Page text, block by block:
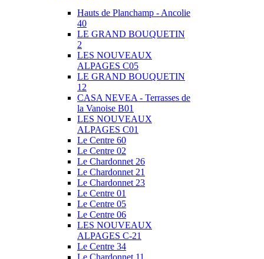
Hauts de Planchamp - Ancolie
40
LE GRAND BOUQUETIN
2
LES NOUVEAUX
ALPAGES C05
LE GRAND BOUQUETIN
12
CASA NEVEA - Terrasses de
la Vanoise B01
LES NOUVEAUX
ALPAGES C01
Le Centre 60
Le Centre 02
Le Chardonnet 26
Le Chardonnet 21
Le Chardonnet 23
Le Centre 01
Le Centre 05
Le Centre 06
LES NOUVEAUX
ALPAGES C-21
Le Centre 34
Le Chardonnet 11